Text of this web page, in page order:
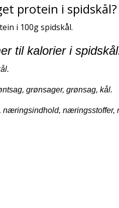
protein i spidskål?
i 100g spidskål.
til kalorier i
grønsager, grønsag, kål.
næringsindhold,